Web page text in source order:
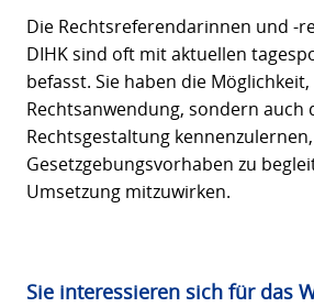
Die Rechtsreferendarinnen und -
DIHK sind oft mit aktuellen
befasst. Sie haben die
Rechtsanwendung, sondern auch
Rechtsgestaltung
Gesetzgebungsvorhaben zu
Umsetzung mitzuwirken.
Sie interessieren sich für das